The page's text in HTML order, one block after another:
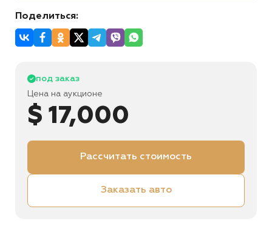
Поделиться:
под заказ
Цена на аукционе
$ 17,000
Рассчитать стоимость
Заказать авто